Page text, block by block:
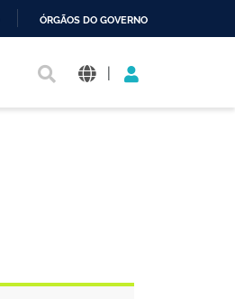
ÓRGÃOS DO GOVERNO
|